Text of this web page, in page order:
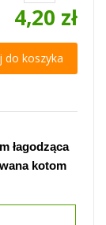
4,20 zł
do koszyka
łagodząca
kotom